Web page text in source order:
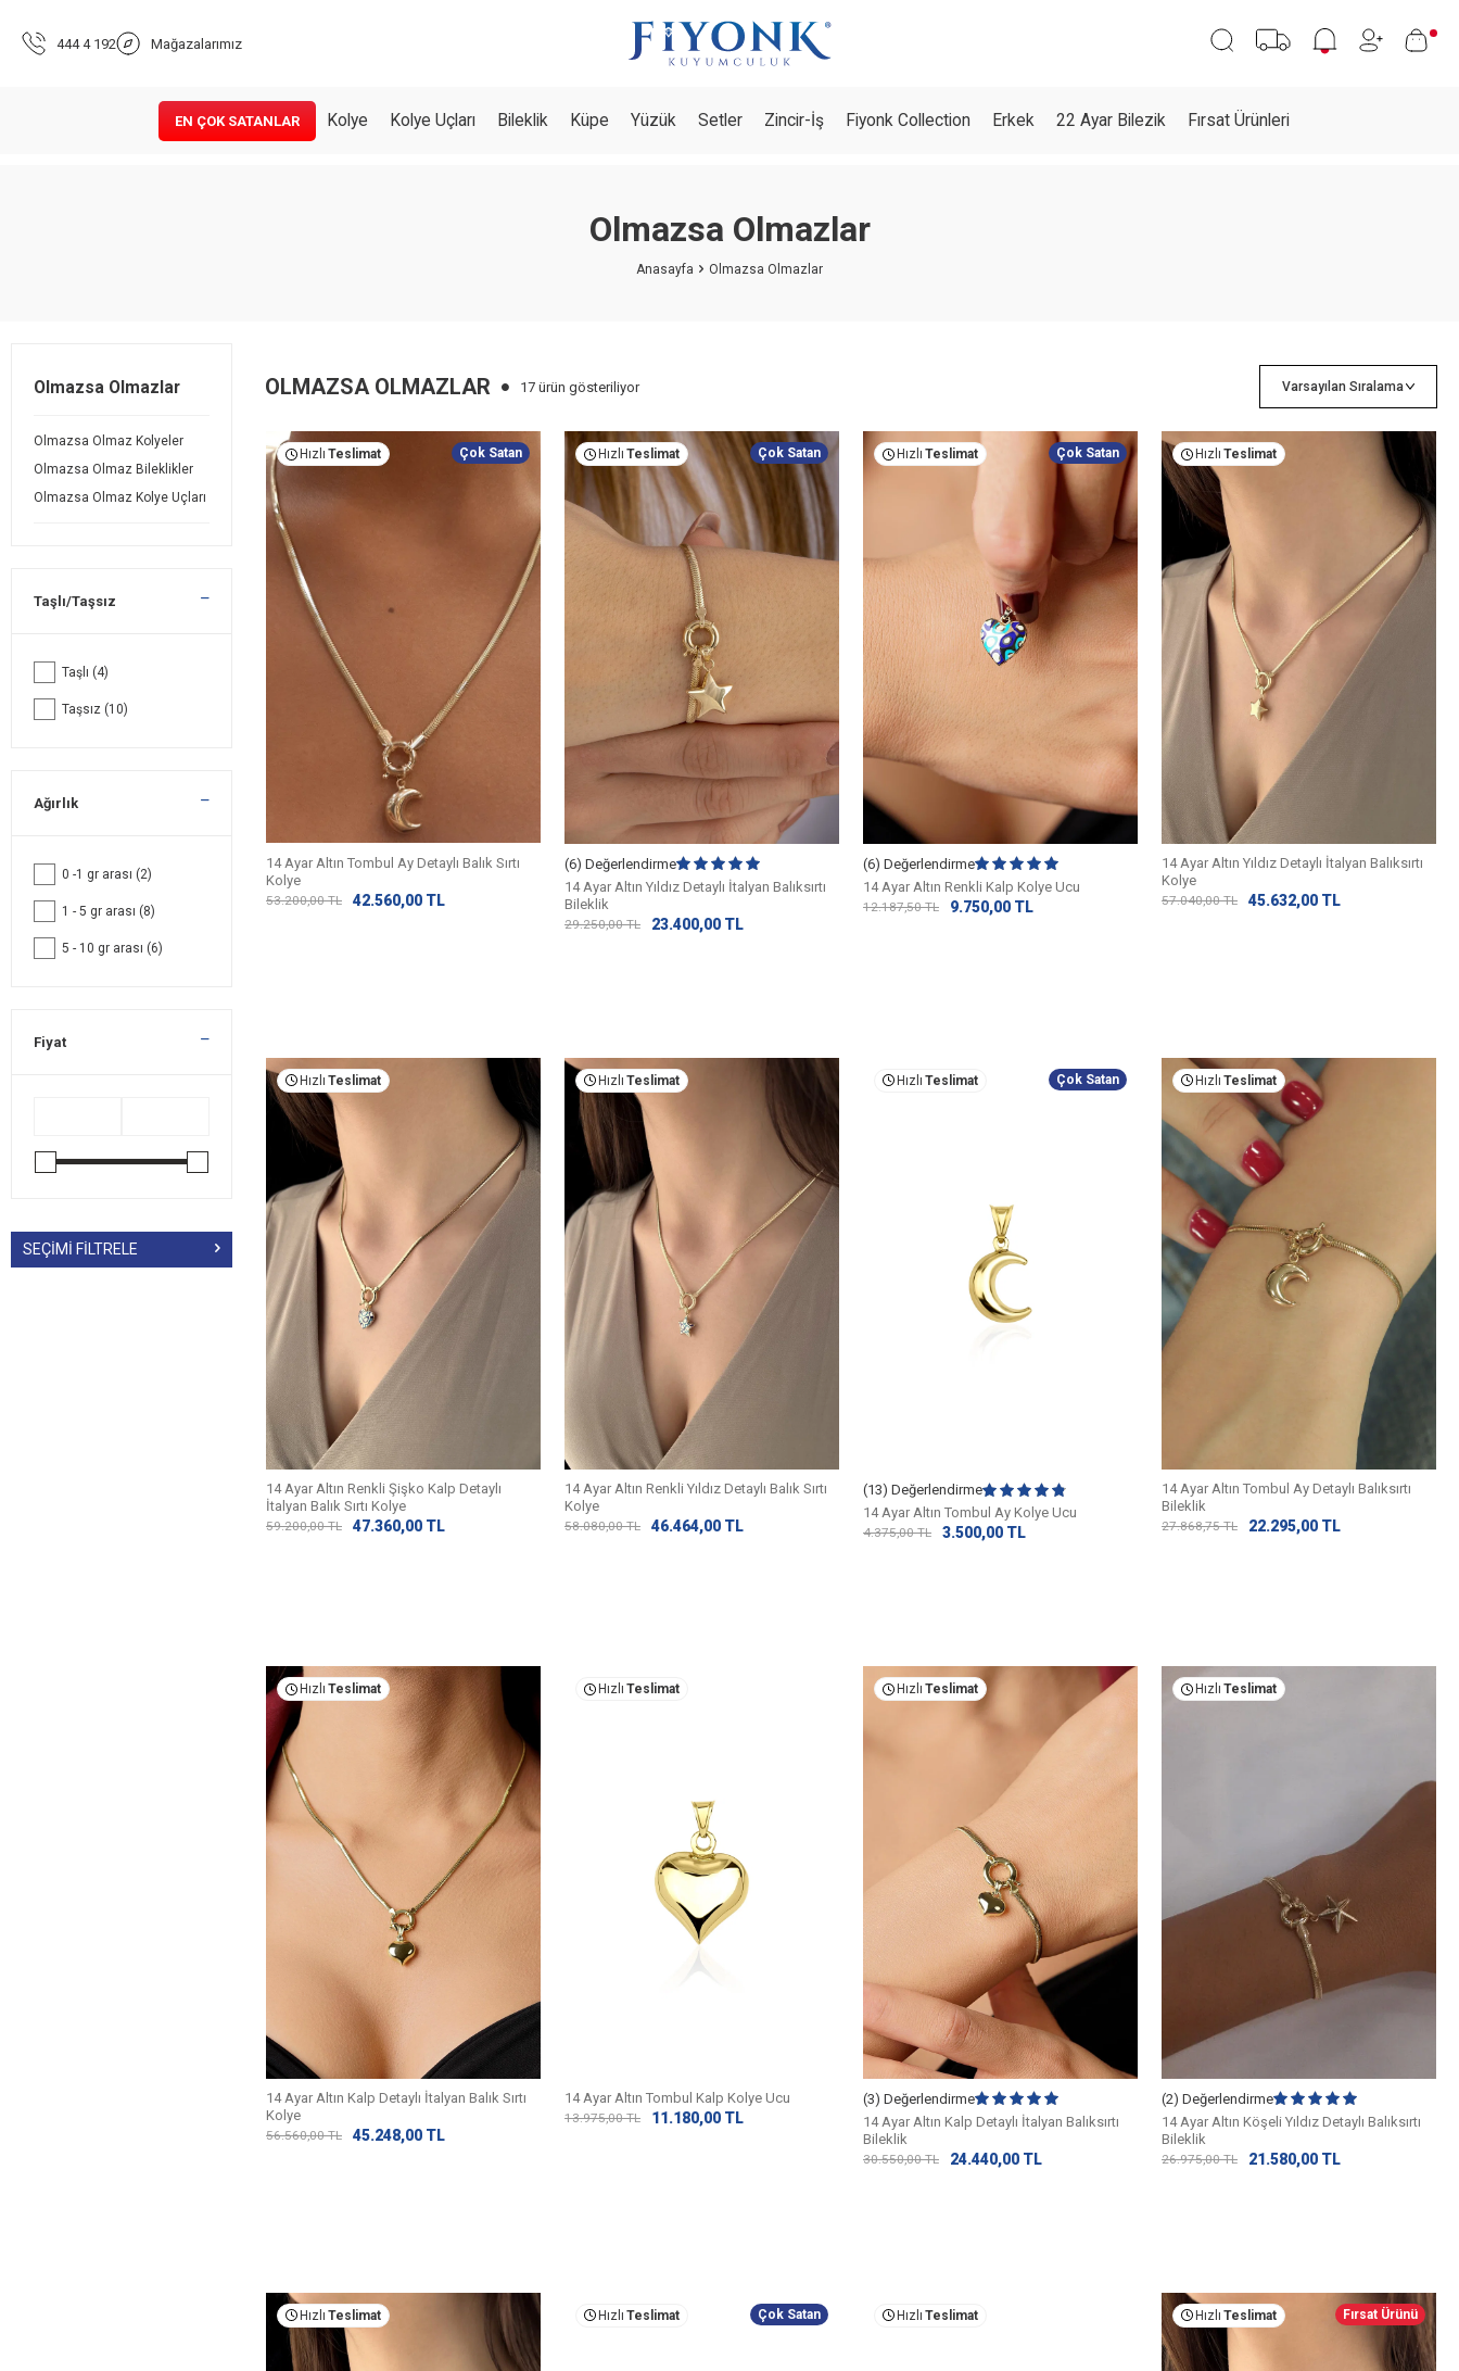
444 4 192 Mağazalarımız
EN ÇOK SATANLAR Kolye Kolye Uçları Bileklik Küpe Yüzük Setler Zincir-İş Fiyonk Collection Erkek 22 Ayar Bilezik Fırsat Ürünleri
Olmazsa Olmazlar
Anasayfa Olmazsa Olmazlar
Olmazsa Olmazlar
Olmazsa Olmaz Kolyeler
Olmazsa Olmaz Bileklikler
Olmazsa Olmaz Kolye Uçları
Taşlı/Taşsız
Taşlı (4)
Taşsız (10)
Ağırlık
0 -1 gr arası (2)
1 - 5 gr arası (8)
5 - 10 gr arası (6)
Fiyat
SEÇIMI FILTRELE
OLMAZSA OLMAZLAR 17 ürün gösteriliyor
Hızlı Teslimat Çok Satan
14 Ayar Altın Tombul Ay Detaylı Balık Sırtı
Kolye
53.200,00TL 42.560,00 TL
Hızlı Teslimat Çok Satan
(6) Değerlendirme
14 Ayar Altın Yıldız Detaylı İtalyan Balıksırtı
Bileklik
29.250,00TL 23.400,00 TL
Hızlı Teslimat Çok Satan
(6) Değerlendirme
14 Ayar Altın Renkli Kalp Kolye Ucu
12.187,50TL 9.750,00 TL
Hızlı Teslimat
14 Ayar Altın Yıldız Detaylı İtalyan Balıksırtı
Kolye
57.040,00TL 45.632,00 TL
Hızlı Teslimat
14 Ayar Altın Renkli Şişko Kalp Detaylı
İtalyan Balık Sırtı Kolye
59.200,00TL 47.360,00 TL
Hızlı Teslimat
14 Ayar Altın Renkli Yıldız Detaylı Balık Sırtı
Kolye
58.080,00TL 46.464,00 TL
Hızlı Teslimat Çok Satan
(13) Değerlendirme
14 Ayar Altın Tombul Ay Kolye Ucu
4.375,00TL 3.500,00 TL
Hızlı Teslimat
14 Ayar Altın Tombul Ay Detaylı Balıksırtı
Bileklik
27.868,75TL 22.295,00 TL
Hızlı Teslimat
14 Ayar Altın Kalp Detaylı İtalyan Balık Sırtı
Kolye
56.560,00TL 45.248,00 TL
Hızlı Teslimat
14 Ayar Altın Tombul Kalp Kolye Ucu
13.975,00TL 11.180,00 TL
Hızlı Teslimat
(3) Değerlendirme
14 Ayar Altın Kalp Detaylı İtalyan Balıksırtı
Bileklik
30.550,00TL 24.440,00 TL
Hızlı Teslimat
(2) Değerlendirme
14 Ayar Altın Köşeli Yıldız Detaylı Balıksırtı
Bileklik
26.975,00TL 21.580,00 TL
Hızlı Teslimat Hızlı Teslimat Çok Satan Hızlı Teslimat Hızlı Teslimat Fırsat Ürünü